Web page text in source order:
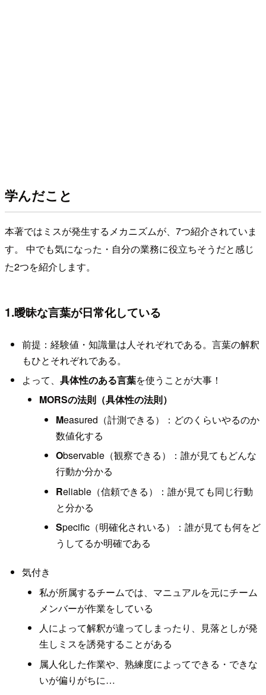
学んだこと
本著ではミスが発生するメカニズムが、7つ紹介されていま
す。 中でも気になった・自分の業務に役立ちそうだと感じ
た2つを紹介します。
1.曖昧な言葉が日常化している
前提：経験値・知識量は人それぞれである。言葉の解釈
もひとそれぞれである。
よって、 具体性のある言葉を使うことが大事！
MORSの法則（具体性の法則）
Measured（計測できる）：どのくらいやるのか
数値化する
Observable（観察できる）：誰が見てもどんな
行動か分かる
Reliable（信頼できる）：誰が見ても同じ行動
と分かる
Specific（明確化されいる）：誰が見ても何をど
うしてるか明確である
気付き
私が所属するチームでは、マニュアルを元にチーム
メンバーが作業をしている
人によって解釈が違ってしまったり、見落としが発
生しミスを誘発することがある
属人化した作業や、熟練度によってできる・できな
いが偏りがちに…